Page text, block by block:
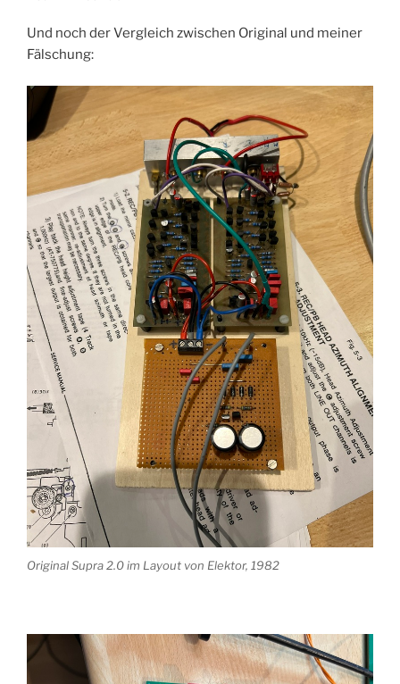
Und noch der Vergleich zwischen Original und meiner
Fälschung:
Original Supra 2.0 im Layout von Elektor, 1982